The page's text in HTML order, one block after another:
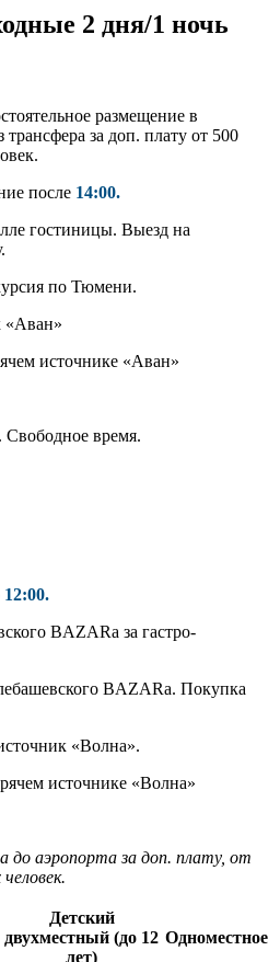
2 дня/1 ночь
размещение в
за доп. плату от 500
после 14:00.
гостиницы. Выезд на
по Тюмени.
«Аван»
источнике «Аван»
время.
12:00.
BAZARа за гастро-
BAZARа. Покупка
«Волна».
источнике «Волна»
до аэропорта за доп. плату, от
Детский
двухместный (до 12
лет)
Одноместное